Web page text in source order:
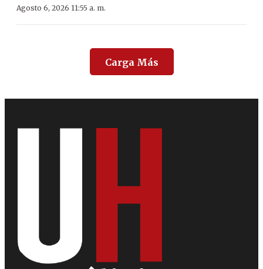
Agosto 6, 2026 11:55 a. m.
Carga Más